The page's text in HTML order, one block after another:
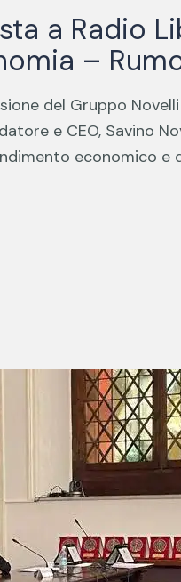
a Radio
–
del Gruppo
e CEO, Savino
economico e